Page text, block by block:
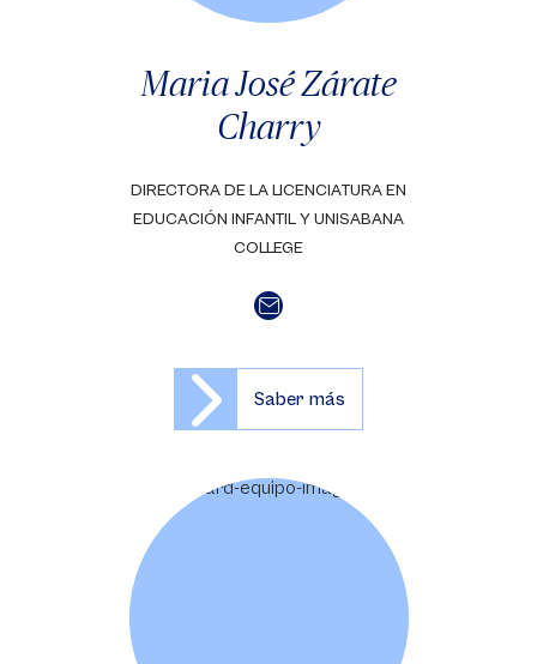
Maria José Zárate
Charry
DIRECTORA DE LA LICENCIATURA EN
EDUCACIÓN INFANTIL Y UNISABANA
COLLEGE
Saber más